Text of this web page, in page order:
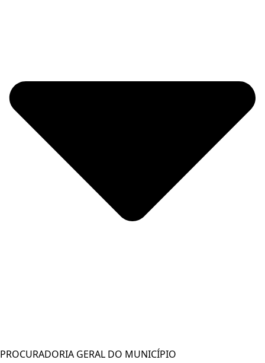
PROCURADORIA GERAL DO MUNICÍPIO